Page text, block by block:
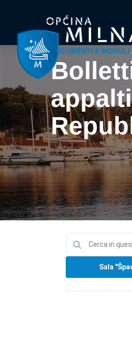
DOCUMENTI E MODULI
Sala